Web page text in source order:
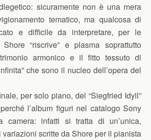
sicuramente non è una mera
tematico, ma qualcosa di
e difficile da interpretare, per le
“riscrive” e plasma soprattutto
armonico e il fitto tessuto di
che sono il nucleo dell’opera del
per solo piano, del “Siegfried Idyll”
l’album figuri nel catalogo Sony
camera: infatti si tratta di un’unica,
variazioni scritte da Shore per il pianista